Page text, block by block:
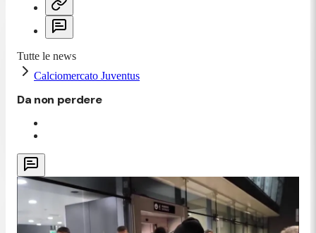
Tutte le news
Calciomercato Juventus
Da non perdere